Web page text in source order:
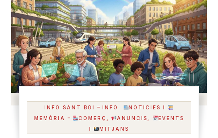
INFO SANT BOI -INFO:
NOTICIES I
MEMÒRIA
- COMERÇ, ANUNCIS,
EVENTS
I
MITJANS